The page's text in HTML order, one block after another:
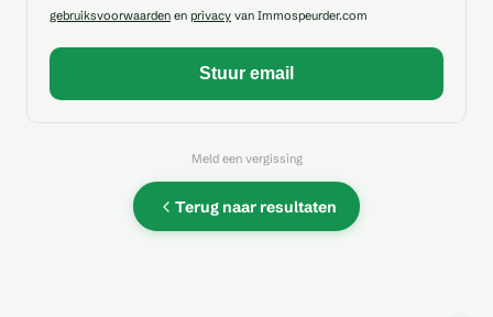
gebruiksvoorwaarden en privacy van Immospeurder.com
Meld een vergissing
Terug naar resultaten